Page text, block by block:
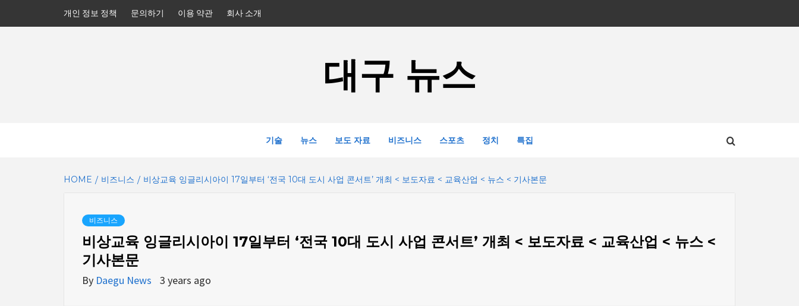
개인 정보 정책 문의하기 이용 약관 회사 소개
대구 뉴스
기술 뉴스 보도 자료 비즈니스 스포츠 정치 특집
HOME 비즈니스 비상교육 잉글리시아이 17일부터 ‘전국 10대 도시 사업 콘서트’ 개최 < 보도자료 < 교육산업 < 뉴스 < 기사본문
비즈니스
비상교육 잉글리시아이 17일부터 ‘전국 10대 도시 사업 콘서트’ 개최 < 보도자료 < 교육산업 < 뉴스 <
기사본문
By Daegu News 3 years ago